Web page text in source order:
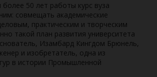
50 лет работы курс вуза
совмещать академические
практическим и творческим
такой план развития университета
Изамбард Кингдом Брюнель,
и изобретатель, одна из
в истории Промышленной